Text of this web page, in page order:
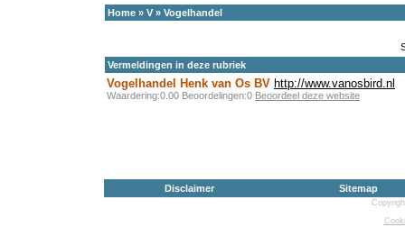
Home » V » Vogelhandel
Vermeldingen in deze rubriek
Vogelhandel Henk van Os BV http://www.vanosbird.nl
Waardering:0.00 Beoordelingen:0 Beoordeel deze website
Disclaimer Sitemap